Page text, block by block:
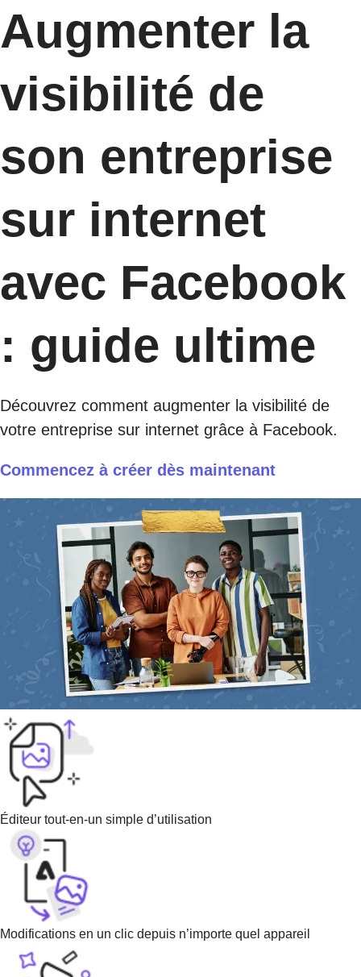
Augmenter la
visibilité de
son entreprise
sur internet
avec Facebook
: guide ultime
Découvrez comment augmenter la visibilité de
votre entreprise sur internet grâce à Facebook.
Commencez à créer dès maintenant
Éditeur tout-en-un simple d’utilisation
Modifications en un clic depuis n’importe quel appareil